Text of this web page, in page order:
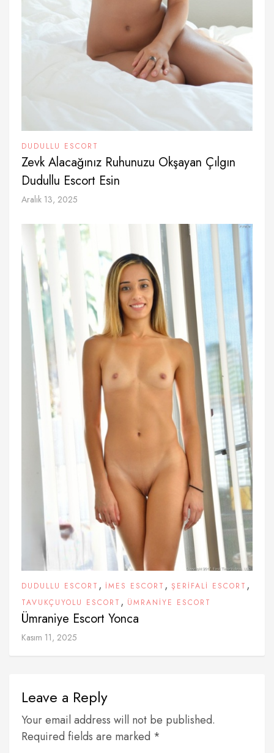
DUDULLU ESCORT
Zevk Alacağınız Ruhunuzu Okşayan Çılgın
Dudullu Escort Esin
Aralık 13, 2025
DUDULLU ESCORT , İMES ESCORT , ŞERIFALI ESCORT ,
TAVUKÇUYOLU ESCORT , ÜMRANIYE ESCORT
Ümraniye Escort Yonca
Kasım 11, 2025
Leave a Reply
Your email address will not be published.
Required fields are marked *